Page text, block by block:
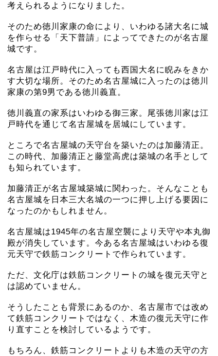
考えられるようになりました。
そのため徳川家康の命により、いわゆる諸大名に城
を作らせる「天下普請」によってできたのが名古屋
城です。
名古屋は江戸時代に入っても西国大名に睨みをきか
す大切な場所。そのため名古屋城に入ったのは徳川
家康の第9男である徳川義直。
徳川義直の家系はいわゆる御三家。尾張徳川家は江
戸時代を通じて名古屋城を居城にしています。
ところで名古屋城の天守台を築いたのは加藤清正。
この時代、加藤清正と藤堂高虎は築城の名手として
も知られています。
加藤清正が名古屋城築城に関わった。そんなことも
名古屋城を日本三大名城の一つに押し上げる要因に
なったのかもしれません。
名古屋城は1945年の名古屋空襲により天守や本丸御
殿が消失しています。今ある名古屋城はいわゆる復
元天守で鉄筋コンクリートで作られています。
ただ、文化庁は鉄筋コンクリートの城を復元天守と
は認めていません。
そうしたことも背景にあるのか、名古屋市では改め
て鉄筋コンクリートではなく、木造の復元天守に作
り直すことを検討しているようです。
もちろん、鉄筋コンクリートよりも木造の天守の方